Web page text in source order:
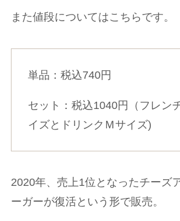
また値段についてはこちらです。
単品：税込740円
セット：税込1040円（フレン
イズとドリンクＭサイズ)
2020年、売上1位となったチーズ
ーガーが復活という形で販売。